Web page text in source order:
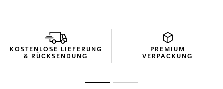
Kalbslederarmband über die ikonischen „S“-förmigen Glieder
und den doppelten Sicherheitsdrücker für Selbstvertrauen in
jeder Kurve.
KOSTENLOSE LIEFERUNG
& RÜCKSENDUNG
PREMIUM
VERPACKUNG